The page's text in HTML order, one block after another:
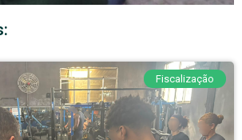
Fiscalização